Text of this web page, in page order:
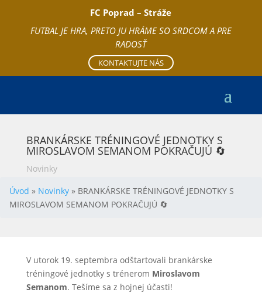
FC Poprad – Stráže
FUTBAL JE HRA, PRETO JU HRÁME SO SRDCOM A PRE
RADOSŤ
KONTAKTUJTE NÁS
BRANKÁRSKE TRÉNINGOVÉ JEDNOTKY S
MIROSLAVOM SEMANOM POKRAČUJÚ 🔄
Novinky
Úvod » Novinky » BRANKÁRSKE TRÉNINGOVÉ JEDNOTKY S
MIROSLAVOM SEMANOM POKRAČUJÚ 🔄
V utorok 19. septembra odštartovali brankárske
tréningové jednotky s trénerom Miroslavom
Semanom. Tešíme sa z hojnej účasti!